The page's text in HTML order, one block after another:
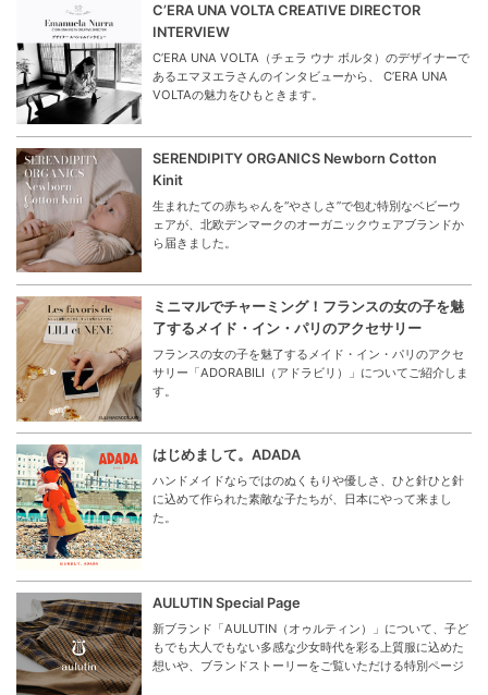
C’ERA UNA VOLTA CREATIVE DIRECTOR
INTERVIEW
C’ERA UNA VOLTA（チェラ ウナ ボルタ）のデザイナーで
あるエマヌエラさんのインタビューから、 C’ERA UNA
VOLTAの魅力をひもときます。
SERENDIPITY ORGANICS Newborn Cotton
Kinit
生まれたての赤ちゃんを“やさしさ”で包む特別なベビーウ
ェアが、北欧デンマークのオーガニックウェアブランドか
ら届きました。
ミニマルでチャーミング！フランスの女の子を魅
了するメイド・イン・パリのアクセサリー
フランスの女の子を魅了するメイド・イン・パリのアクセ
サリー「ADORABILI（アドラビリ）」についてご紹介しま
す。
はじめまして。ADADA
ハンドメイドならではのぬくもりや優しさ、ひと針ひと針
に込めて作られた素敵な子たちが、日本にやって来まし
た。
AULUTIN Special Page
新ブランド「AULUTIN（オゥルティン）」について、子ど
もでも大人でもない多感な少女時代を彩る上質服に込めた
想いや、ブランドストーリーをご覧いただける特別ページ